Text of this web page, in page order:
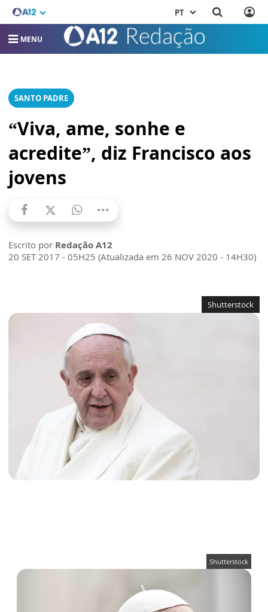
PT
MENU
SANTO PADRE
“Viva, ame, sonhe e
acredite”, diz Francisco aos
jovens
Escrito por Redação A12
20 SET 2017 - 05H25 (Atualizada em 26 NOV 2020 - 14H30)
Shutterstock
Shutterstock